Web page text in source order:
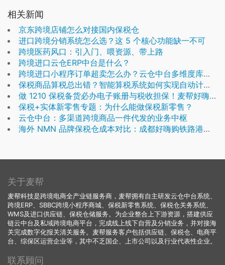
相关新闻
京东跨境店铺怎么对接国内保税仓
进口跨境分销系统怎么选？这 5 个核心功能缺一不可
跨境医药风口：引入门、喂资源、带上路
跨境进口云仓ERP中台是什么？
跨境进口小程序订单超卖怎么办？云仓中台多维度库存管控方案解析
保税商品算税总出错？智能算税系统如何实现自动计税合规申报
做 1210 保税备货必办电子账册与税收担保！麦帮好嗨购保税仓全程代办无需品牌自行跑海关
保税+实体新零售专题：为什么能做保税新零售？
云仓中台：多渠道跨境商品一件代发的业务中枢
海外 NMN 品牌保税仓成本对比：成都好嗨购铁路港保税仓综合成本比沿海低多少？完整测算
关于麦帮
麦帮科技是跨境电商全产业链服务商，麦帮拥有自主研发云仓中台系统、
跨境ERP、SBBC跨境小程序商城、保税新零售系统、保税仓关务系统、
WMS及进口供应链、保税仓储服务。为企业整合上下游资源，搭建供应
链云中台及私域跨境电商平台，完成线上线下自营及分销业务，并对接海
关完成数字化报关清关服务。麦帮服务客户包括供应链、保税仓、电商平
台、综保区运营企业等，其中不乏国企、上市公司以及行业代表性企业。
联系顾问